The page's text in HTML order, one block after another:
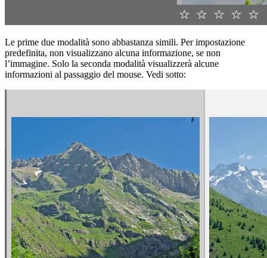
Le prime due modalità sono abbastanza simili. Per impostazione
predefinita, non visualizzano alcuna informazione, se non
l’immagine. Solo la seconda modalità visualizzerà alcune
informazioni al passaggio del mouse. Vedi sotto: